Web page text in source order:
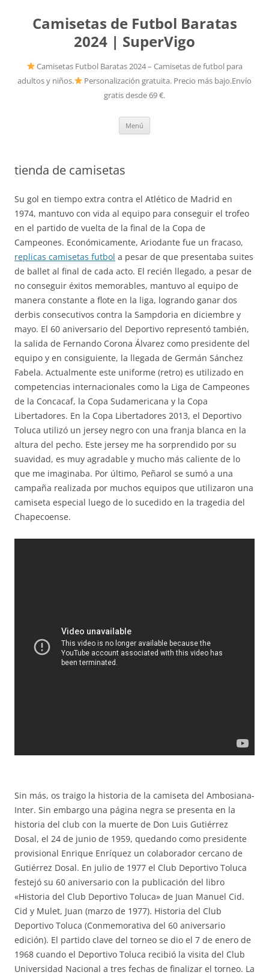
Camisetas de Futbol Baratas
2024 | SuperVigo
Camisetas Futbol Baratas 2024 – Camisetas de futbol para
adultos y niños.
Personalización gratuita. Precio más bajo.Envío
gratis desde 69 €.
Menú
tienda de camisetas
Su gol en tiempo extra contra el Atlético de Madrid en
1974, mantuvo con vida al equipo para conseguir el trofeo
en el partido de vuelta de la final de la Copa de
Campeones. Económicamente, Ariodante fue un fracaso,
replicas camisetas futbol a pesar de que presentaba suites
de ballet al final de cada acto. El recién llegado, a pesar de
no conseguir éxitos memorables, mantuvo al equipo de
manera constante a flote en la liga, logrando ganar dos
derbis consecutivos contra la Sampdoria en diciembre y
mayo. El 60 aniversario del Deportivo representó también,
la salida de Fernando Corona Álvarez como presidente del
equipo y en consiguiente, la llegada de Germán Sánchez
Fabela. Actualmente este uniforme (retro) es utilizado en
competencias internacionales como la Liga de Campeones
de la Concacaf, la Copa Sudamericana y la Copa
Libertadores. En la Copa Libertadores 2013, el Deportivo
Toluca utilizó un jersey negro con una franja blanca en la
altura del pecho. Este jersey me ha sorprendido por su
suavidad, es muy agradable y mucho más caliente de lo
que me imaginaba. Por último, Peñarol se sumó a una
campaña realizada por muchos equipos que utilizaron una
camiseta especial luego de lo sucedido en la tragedia del
Chapecoense.
Sin más, os traigo la historia de la camiseta del Ambosiana-
Inter. Sin embargo una página negra se presenta en la
historia del club con la muerte de Don Luis Gutiérrez
Dosal, el 24 de junio de 1959, quedando como presidente
provisional Enrique Enríquez un colaborador cercano de
Gutiérrez Dosal. En julio de 1977 el Club Deportivo Toluca
festejó su 60 aniversario con la publicación del libro
«Historia del Club Deportivo Toluca» de Juan Manuel Cid.
Cid y Mulet, Juan (marzo de 1977). Historia del Club
Deportivo Toluca (Conmemorativa del 60 aniversario
edición). El partido clave del torneo se dio el 7 de enero de
1968 cuando el Deportivo Toluca recibió la visita del Club
Universidad Nacional a tres fechas de finalizar el torneo. La